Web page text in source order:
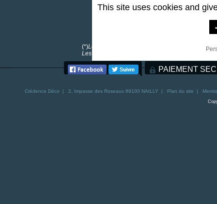
(*)Les frais de port sont offerts pour toutes
Les frais de port pour la Corse sont de 30€. Les
PAIEMENT
Crédence Déco | 2, Impasse des Roseaux 89100 NAILLY | Plan du site |
This site uses cookies and